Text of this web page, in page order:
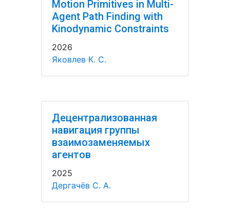
Motion Primitives in Multi-
Agent Path Finding with
Kinodynamic Constraints
2026
Яковлев К. С.
Децентрализованная
навигация группы
взаимозаменяемых
агентов
2025
Дергачёв С. А.